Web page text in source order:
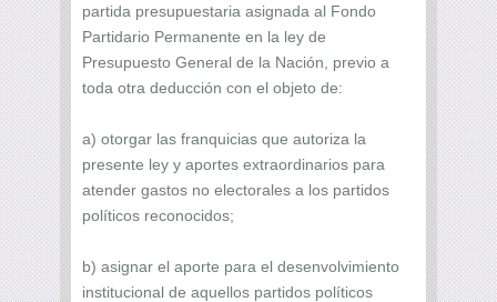
partida presupuestaria asignada al Fondo
Partidario Permanente en la ley de
Presupuesto General de la Nación, previo a
toda otra deducción con el objeto de:
a) otorgar las franquicias que autoriza la
presente ley y aportes extraordinarios para
atender gastos no electorales a los partidos
políticos reconocidos;
b) asignar el aporte para el desenvolvimiento
institucional de aquellos partidos políticos